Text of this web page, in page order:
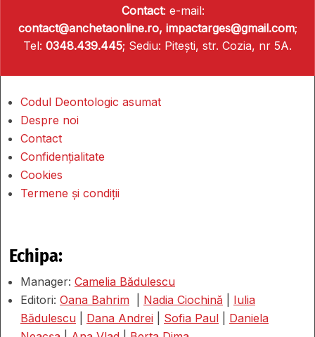
Contact: e-mail:
contact@anchetaonline.ro, impactarges@gmail.com;
Tel: 0348.439.445; Sediu: Pitești, str. Cozia, nr 5A.
Codul Deontologic asumat
Despre noi
Contact
Confidențialitate
Cookies
Termene și condiții
Echipa:
Manager: Camelia Bădulescu
Editori: Oana Bahrim Nadia Ciochină
Iulia
Bădulescu
Dana Andrei Sofia Paul
Daniela